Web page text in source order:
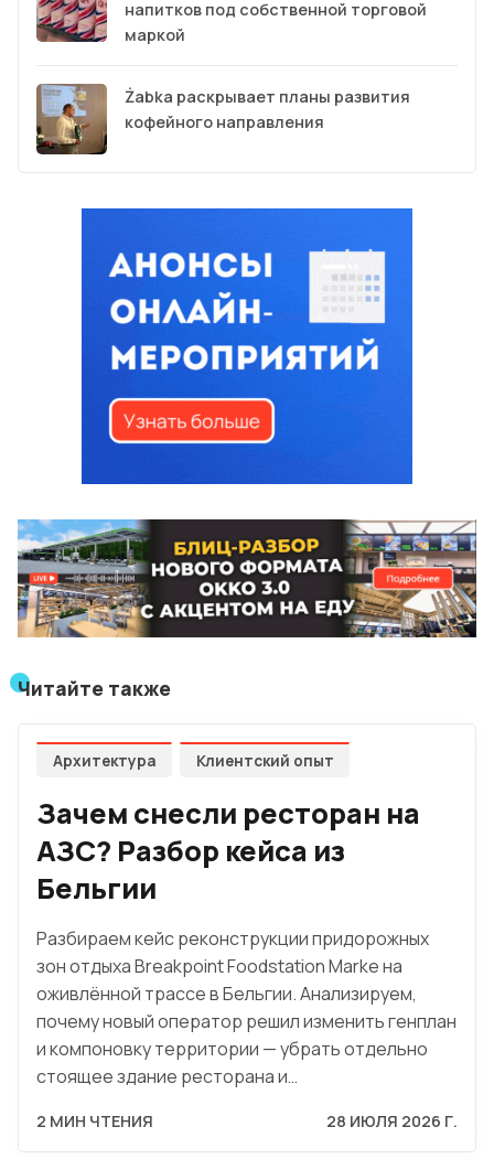
напитков под собственной торговой
маркой
Żabka раскрывает планы развития
кофейного направления
Читайте также
Архитектура Клиентский опыт
Зачем снесли ресторан на
АЗС? Разбор кейса из
Бельгии
Разбираем кейс реконструкции придорожных
зон отдыха Breakpoint Foodstation Marke на
оживлённой трассе в Бельгии. Анализируем,
почему новый оператор решил изменить генплан
и компоновку территории — убрать отдельно
стоящее здание ресторана и…
2 МИН ЧТЕНИЯ 28 ИЮЛЯ 2026 Г.